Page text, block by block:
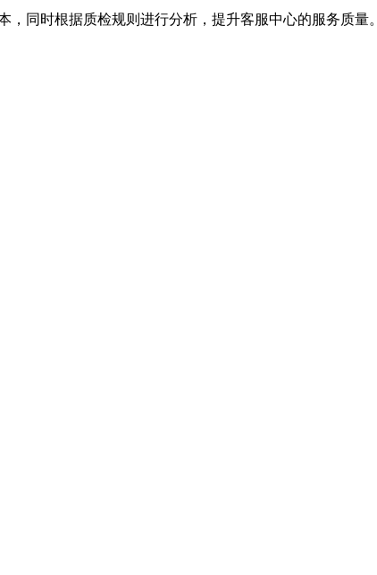
同时根据质检规则进行分析，提升客服中心的服务质量。